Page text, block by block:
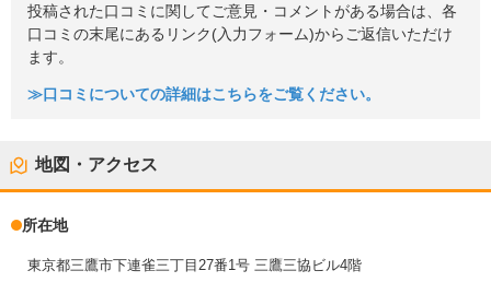
投稿された口コミに関してご意見・コメントがある場合は、各
口コミの末尾にあるリンク(入力フォーム)からご返信いただけ
ます。
≫口コミについての詳細はこちらをご覧ください。
地図・アクセス
所在地
東京都三鷹市下連雀三丁目27番1号 三鷹三協ビル4階